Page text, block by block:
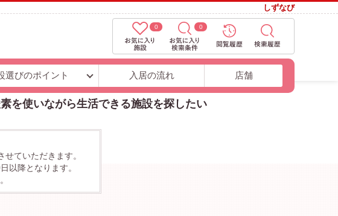
しずなび
0 0
選びのポイント 入居の流れ 店舗
を使いながら生活できる施設を探したい
ていただきます。
以降となります。